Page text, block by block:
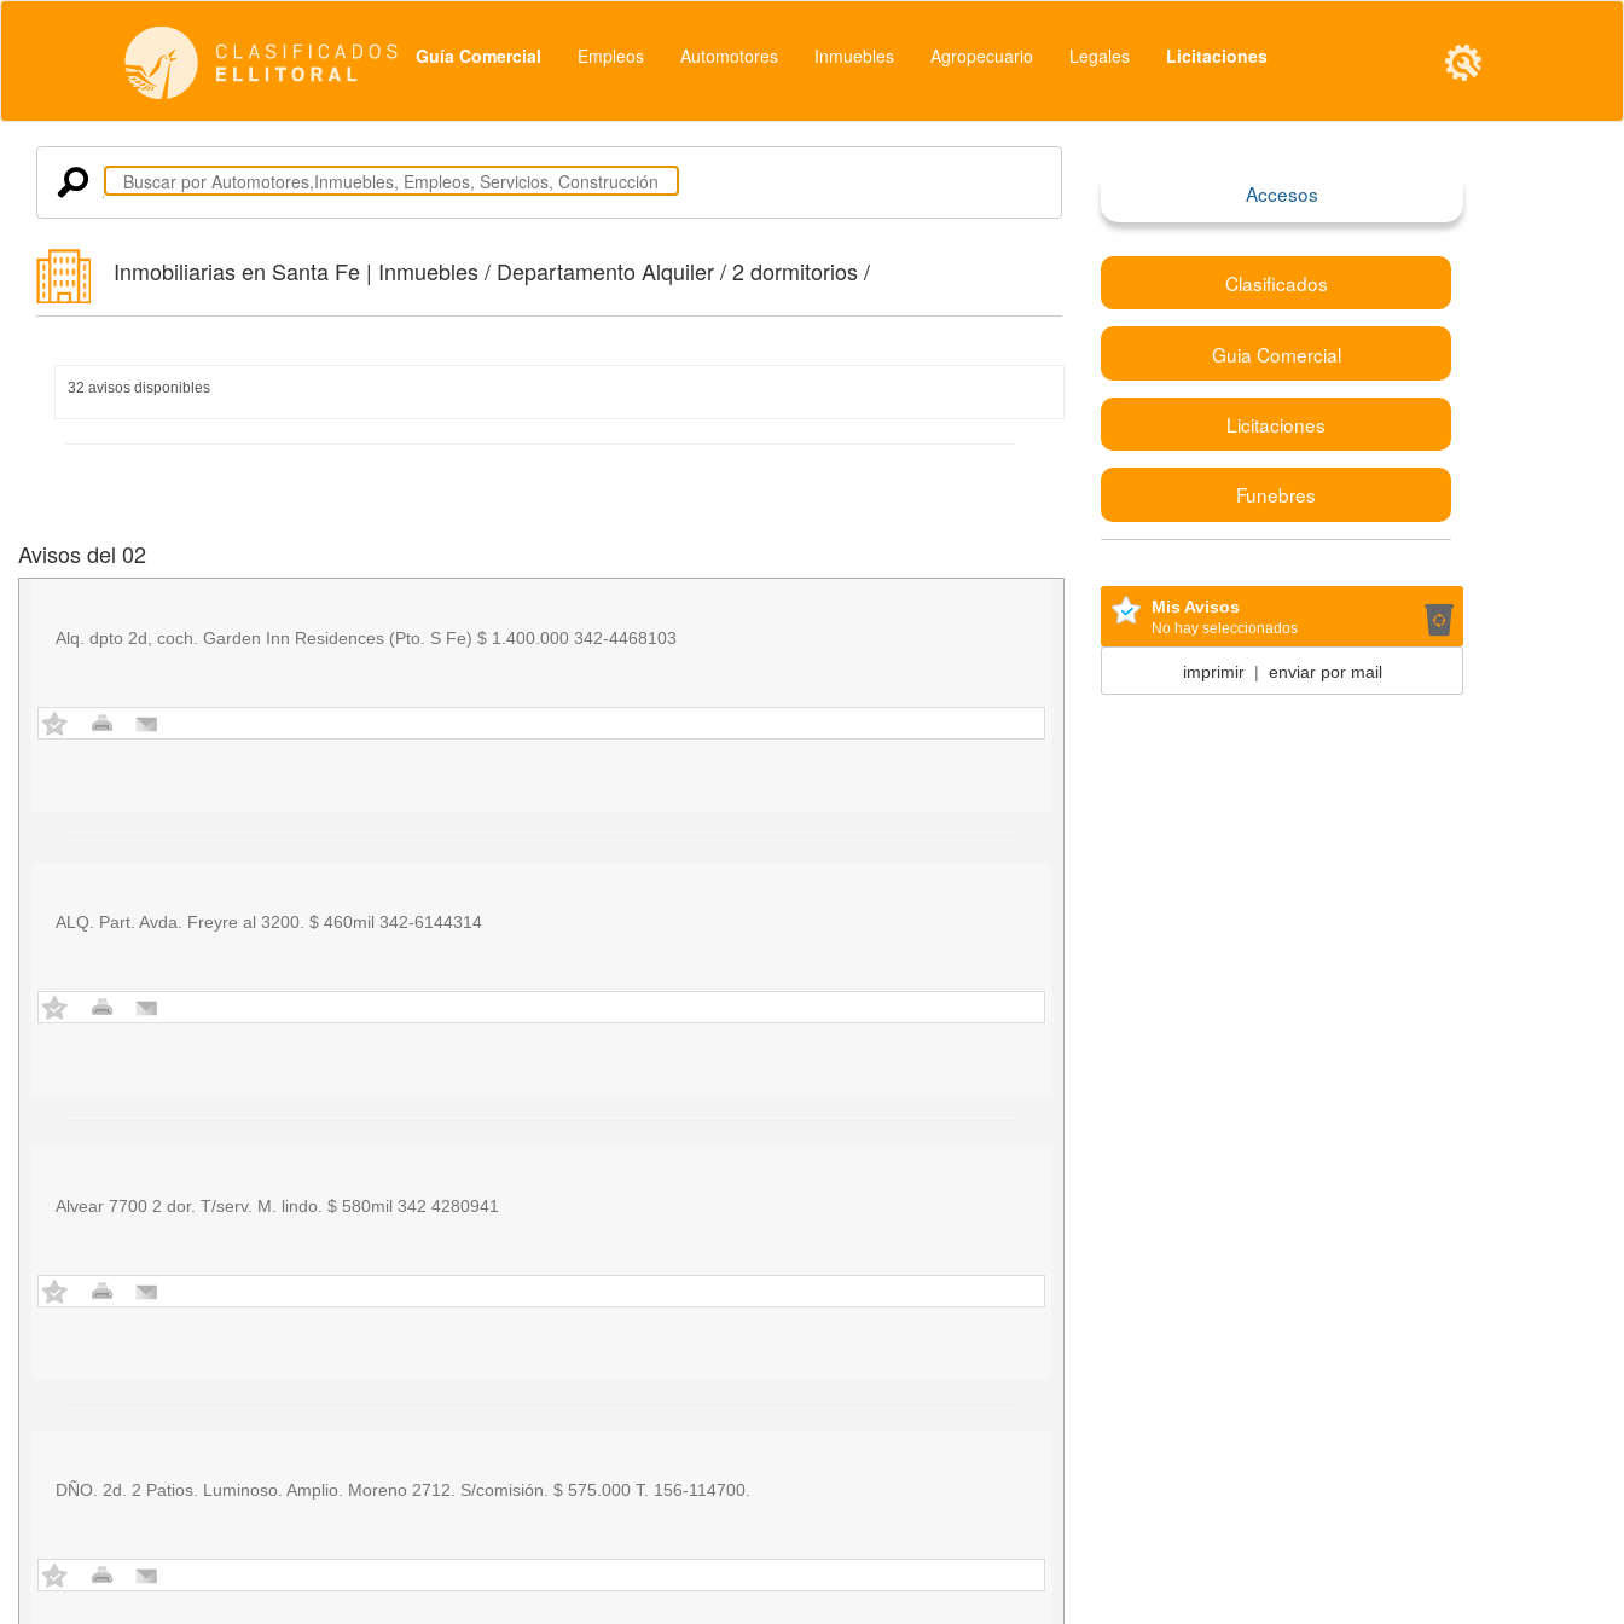
Guía Comercial Empleos Automotores Inmuebles Agropecuario Legales Licitaciones
Inmobiliarias en Santa Fe | Inmuebles / Departamento Alquiler / 2 dormitorios /
32 avisos disponibles
Avisos del 02
Alq. dpto 2d, coch. Garden Inn Residences (Pto. S Fe) $ 1.400.000 342-4468103
ALQ. Part. Avda. Freyre al 3200. $ 460mil 342-6144314
Alvear 7700 2 dor. T/serv. M. lindo. $ 580mil 342 4280941
DÑO. 2d. 2 Patios. Luminoso. Amplio. Moreno 2712. S/comisión. $ 575.000 T. 156-114700.
Accesos
Clasificados
Guia Comercial
Licitaciones
Funebres
Mis Avisos
No hay seleccionados
imprimir| enviar por mail